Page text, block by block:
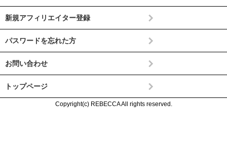
新規アフィリエイター登録
パスワードを忘れた方
お問い合わせ
トップページ
Copyright(c) REBECCA All rights reserved.